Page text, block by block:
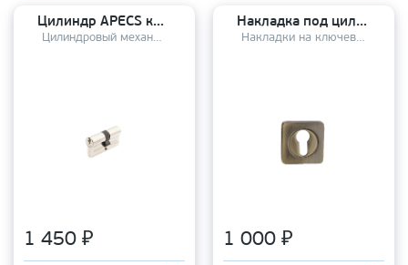
Цилиндр APECS ключ-ключ SC- 60 (25*10*25) NI
Цилиндровый механизм
1 450 ₽
Накладка под цилиндр RENZ ET 02 AB
Накладки на ключевой цилиндр
1 000 ₽